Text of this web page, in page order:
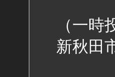
（一時
新秋田